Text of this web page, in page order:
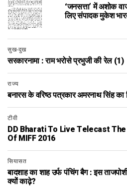
‘जनसत्ता’ में अशोक
लिए संपादक मुकेश
सुख-दुख
सरकारनामा : राम भरोसे प्रभुजी की रेल (1)
राज्य
बनारस के वरिष्ठ पत्रकार अमरनाथ सिंह का
टीवी
DD Bharati To Live Telecast
Of MIFF 2016
सियासत
बादशाह का शाह उर्फ पंचिंग बैग : इस
क्यों काढ़े?